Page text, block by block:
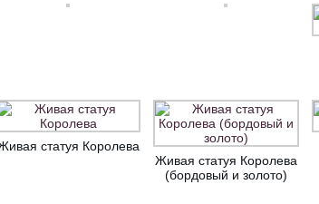
статуя Королева
Живая статуя Королева
(бордовый и золото)